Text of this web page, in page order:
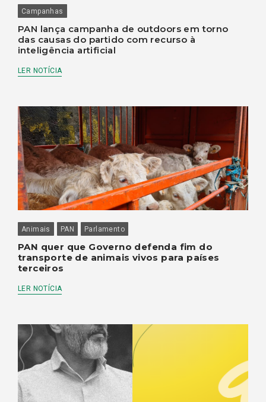
Campanhas
PAN lança campanha de outdoors em torno
das causas do partido com recurso à
inteligência artificial
LER NOTÍCIA
Animais PAN Parlamento
PAN quer que Governo defenda fim do
transporte de animais vivos para países
terceiros
LER NOTÍCIA